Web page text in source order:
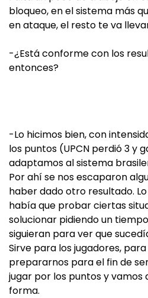
bloqueo, en el sistema más
en ataque, el resto te va
-¿Está conforme con los
entonces?
-Lo hicimos bien, con
los puntos (UPCN perdió 3 y
adaptamos al sistema
Por ahí se nos escaparon
haber dado otro resultado.
había que probar ciertas
solucionar pidiendo un
siguieran para ver que
Sirve para los jugadores,
prepararnos para el fin de
jugar por los puntos y vamos
forma.